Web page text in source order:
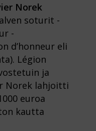
Norek
soturit -
-
d’honneur eli
Légion
ja
Norek lahjoitti
euroa
kautta